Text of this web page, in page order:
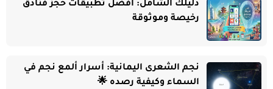
دليلك الشامل: أفضل تطبيقات حجز فنادق
رخيصة وموثوقة
نجم الشعرى اليمانية: أسرار ألمع نجم في
السماء وكيفية رصده 🌟